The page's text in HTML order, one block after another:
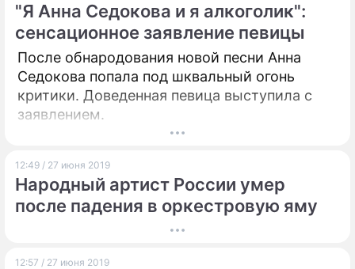
"Я Анна Седокова и я алкоголик":
сенсационное заявление певицы
После обнародования новой песни Анна
Седокова попала под шквальный огонь
критики. Доведенная певица выступила с
заявлением.
12:49 / 27 июня 2019
Народный артист России умер
после падения в оркестровую яму
12:57 / 27 июня 2019